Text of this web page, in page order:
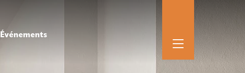
Événements